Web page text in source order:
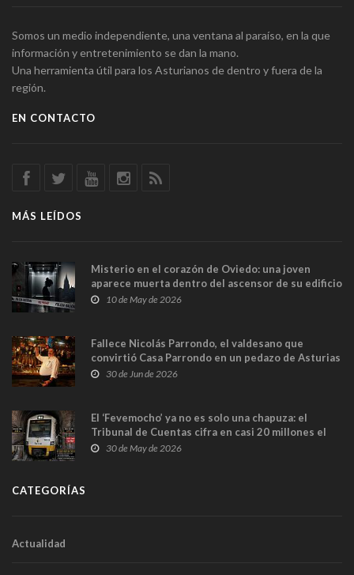
Somos un medio independiente, una ventana al paraíso, en la que
información y entretenimiento se dan la mano.
Una herramienta útil para los Asturianos de dentro y fuera de la
región.
EN CONTACTO
MÁS LEÍDOS
Misterio en el corazón de Oviedo: una joven
aparece muerta dentro del ascensor de su edificio
y las cámaras captan sus últimos minutos
10 de May de 2026
Fallece Nicolás Parrondo, el valdesano que
convirtió Casa Parrondo en un pedazo de Asturias
en Madrid
30 de Jun de 2026
El ‘Fevemocho’ ya no es solo una chapuza: el
Tribunal de Cuentas cifra en casi 20 millones el
sobrecoste de los trenes que no cabían por los
30 de May de 2026
CATEGORÍAS
Actualidad